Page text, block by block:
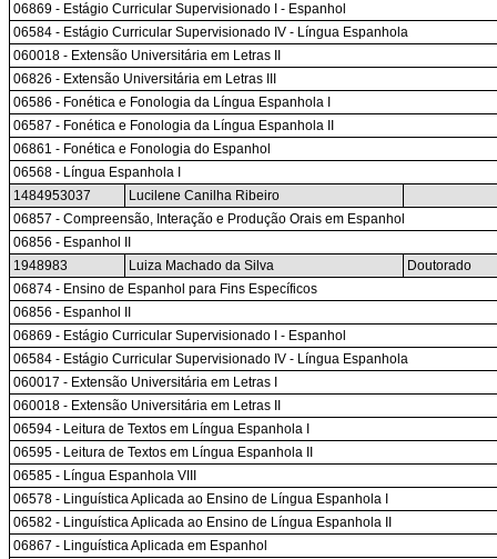
06869 - Estágio Curricular Supervisionado I - Espanhol
06584 - Estágio Curricular Supervisionado IV - Língua Espanhola
060018 - Extensão Universitária em Letras II
06826 - Extensão Universitária em Letras III
06586 - Fonética e Fonologia da Língua Espanhola I
06587 - Fonética e Fonologia da Língua Espanhola II
06861 - Fonética e Fonologia do Espanhol
06568 - Língua Espanhola I
1484953037
Lucilene Canilha Ribeiro
06857 - Compreensão, Interação e Produção Orais em Espanhol
06856 - Espanhol II
1948983
Luiza Machado da Silva
Doutorado
06874 - Ensino de Espanhol para Fins Específicos
06856 - Espanhol II
06869 - Estágio Curricular Supervisionado I - Espanhol
06584 - Estágio Curricular Supervisionado IV - Língua Espanhola
060017 - Extensão Universitária em Letras I
060018 - Extensão Universitária em Letras II
06594 - Leitura de Textos em Língua Espanhola I
06595 - Leitura de Textos em Língua Espanhola II
06585 - Língua Espanhola VIII
06578 - Linguística Aplicada ao Ensino de Língua Espanhola I
06582 - Linguística Aplicada ao Ensino de Língua Espanhola II
06867 - Linguística Aplicada em Espanhol